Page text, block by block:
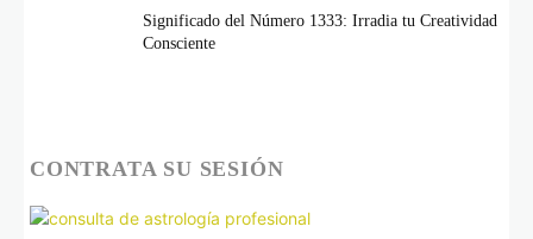
Significado del Número 1333: Irradia tu Creatividad
Consciente
CONTRATA SU SESIÓN